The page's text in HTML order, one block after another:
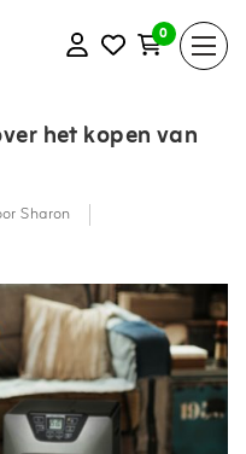
0
het kopen van
Sharon